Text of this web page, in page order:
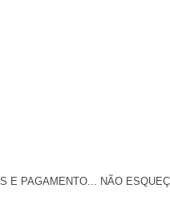
E PAGAMENTO... NÃO